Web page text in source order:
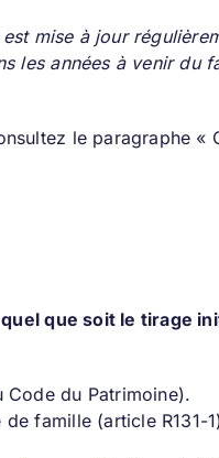
mise à jour
les années à venir du
le paragraphe «
que soit le tirage
Code du Patrimoine).
famille (article R131-